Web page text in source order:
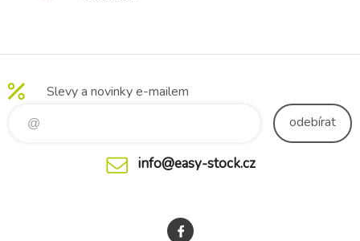
Slevy a novinky e-mailem
odebírat
info@easy-stock.cz